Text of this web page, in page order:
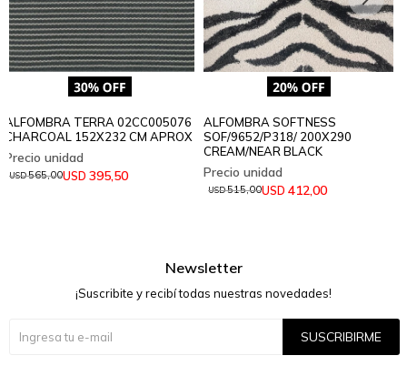
ALFOMBRA TERRA 02CC005076
CHARCOAL 152X232 CM APROX
USD 395,50
USD565,00
ALFOMBRA SOFTNESS
SOF/9652/P318/ 200X290
CREAM/NEAR BLACK
USD 412,00
USD515,00
Newsletter
¡Suscribite y recibí todas nuestras novedades!
SUSCRIBIRME